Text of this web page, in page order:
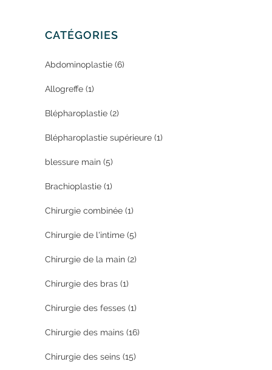
CATÉGORIES
Abdominoplastie (6)
Allogreffe (1)
Blépharoplastie (2)
Blépharoplastie supérieure (1)
blessure main (5)
Brachioplastie (1)
Chirurgie combinée (1)
Chirurgie de l'intime (5)
Chirurgie de la main (2)
Chirurgie des bras (1)
Chirurgie des fesses (1)
Chirurgie des mains (16)
Chirurgie des seins (15)